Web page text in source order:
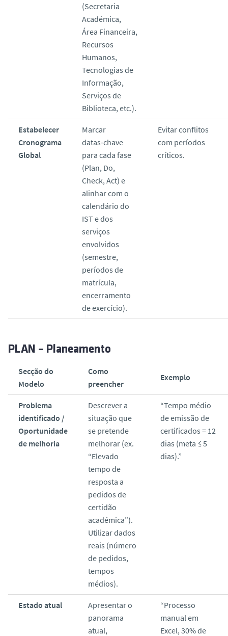
(Secretaria
Académica,
Área Financeira,
Recursos
Humanos,
Tecnologias de
Informação,
Serviços de
Biblioteca, etc.).
Estabelecer
Cronograma
Global
Marcar
datas‑chave
para cada fase
(Plan, Do,
Check, Act) e
alinhar com o
calendário do
IST e dos
serviços
envolvidos
(semestre,
períodos de
matrícula,
encerramento
de exercício).
Evitar conflitos
com períodos
críticos.
PLAN – Planeamento
Secção do
Modelo
Como
preencher
Exemplo
Problema
identificado /
Oportunidade
de melhoria
Descrever a
situação que
se pretende
melhorar (ex.
“Elevado
tempo de
resposta a
pedidos de
certidão
académica”).
Utilizar dados
reais (número
de pedidos,
tempos
médios).
“Tempo médio
de emissão de
certificados = 12
dias (meta ≤ 5
dias).”
Estado atual
Apresentar o
panorama
atual,
“Processo
manual em
Excel, 30% de